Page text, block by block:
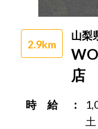
2.9km
山梨
店
時 給